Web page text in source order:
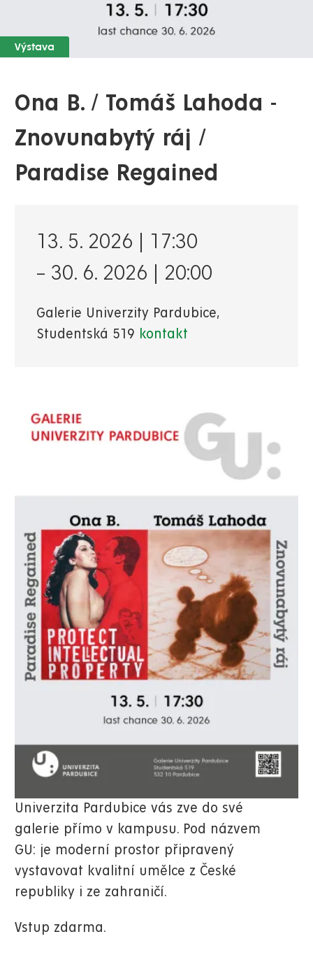
Výstava
Ona B. / Tomáš Lahoda -
Znovunabytý ráj /
Paradise Regained
13. 5. 2026 | 17:30
– 30. 6. 2026 | 20:00
Galerie Univerzity Pardubice,
Studentská 519 kontakt
Univerzita Pardubice vás zve do své
galerie přímo v kampusu. Pod názvem
GU: je moderní prostor připravený
vystavovat kvalitní umělce z České
republiky i ze zahraničí.
Vstup zdarma.